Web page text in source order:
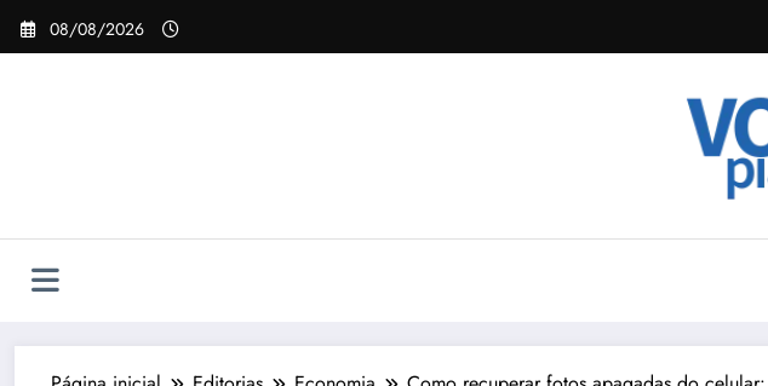
Pular
para
08/08/2026